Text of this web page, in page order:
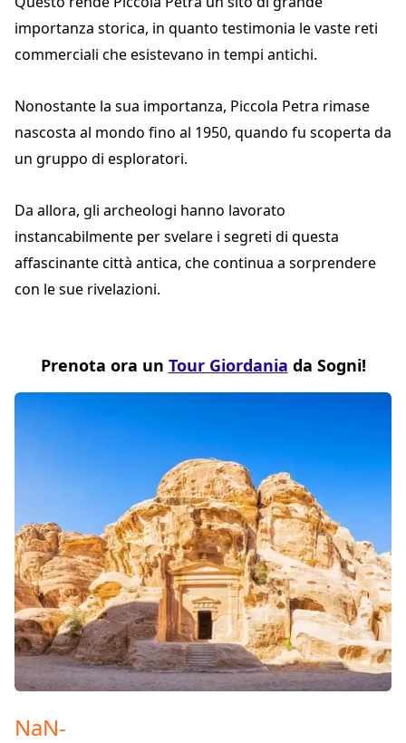
importanza storica, in quanto testimonia le vaste reti
commerciali che esistevano in tempi antichi.
Nonostante la sua importanza, Piccola Petra rimase
nascosta al mondo fino al 1950, quando fu scoperta da
un gruppo di esploratori.
Da allora, gli archeologi hanno lavorato
instancabilmente per svelare i segreti di questa
affascinante città antica, che continua a sorprendere
con le sue rivelazioni.
Prenota ora un Tour Giordania da Sogni!
NaN-